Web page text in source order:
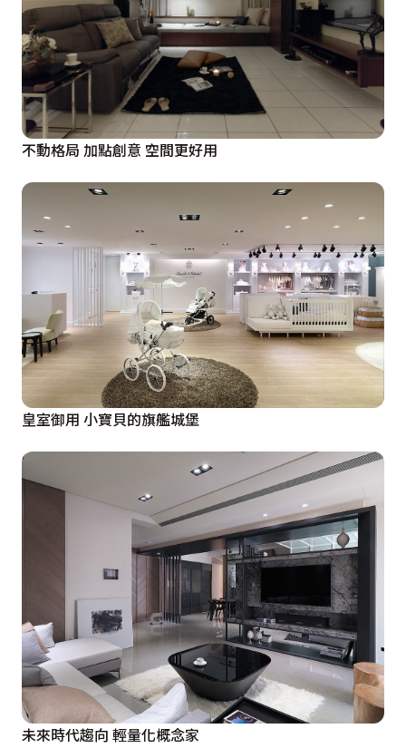
不動格局 加點創意 空間更好用
皇室御用 小寶貝的旗艦城堡
未來時代趨向 輕量化概念家